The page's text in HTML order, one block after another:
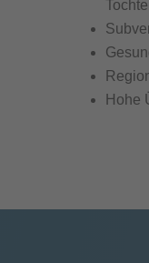
Hohe